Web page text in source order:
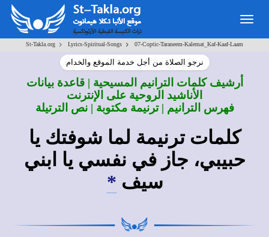
St-Takla.org > Lyrics-Spiritual-Songs > 07-Coptic-Taraneem-Kalemat_Kaf-Kaaf-Laam
نرجو الصلاة من أجل خدمة الموقع والخدام
أرشيف كلمات الترانيم المسيحية | قاعدة بيانات
الأناشيد الروحية على الإنترنت
فهرس الترانيم | ترنيمة مكتوبة | نص الترتيلة
كلمات ترنيمة لما شوفتك يا
حبيبي، جاز في نفسي يا ابني
سيف *